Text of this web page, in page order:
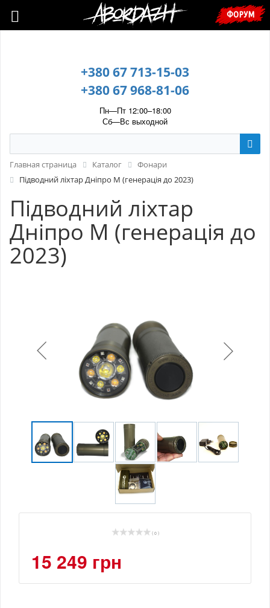
🇺🇦 У зв’язку з воєнним станом, прохання уточнювати ціну та
наявність у менеджера. 🇺🇦
+380 67 713-15-03
+380 67 968-81-06
Пн—Пт 12:00–18:00
Сб—Вс выходной
ФОРУМ
Главная страница Каталог
Фонари
Підводний ліхтар Дніпро М (генерація до 2023)
Підводний ліхтар
Дніпро М (генерація до
2023)
( 0 )
15 249 грн